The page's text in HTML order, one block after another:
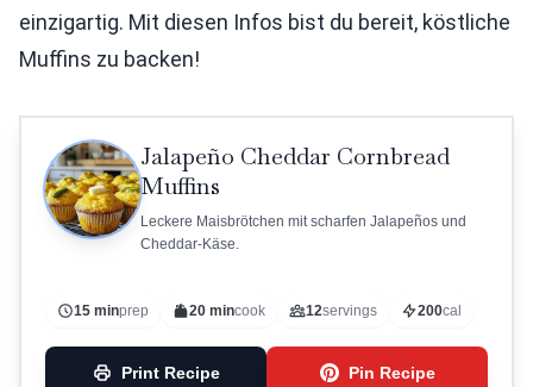
einzigartig. Mit diesen Infos bist du bereit, köstliche
Muffins zu backen!
Jalapeño Cheddar Cornbread
Muffins
Leckere Maisbrötchen mit scharfen Jalapeños und
Cheddar-Käse.
15 minprep 20 mincook 12servings 200cal
Print Recipe Pin Recipe